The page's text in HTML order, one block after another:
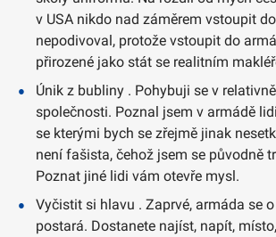
v USA nikdo nad záměrem vstoupit
nepodivoval, protože vstoupit do
přirozené jako stát se realitním
Únik z bubliny . Pohybuji se v
společnosti. Poznal jsem v armádě
se kterými bych se zřejmě jinak
není fašista, čehož jsem se původně
Poznat jiné lidi vám otevře mysl.
Vyčistit si hlavu . Zaprvé, armáda se
postará. Dostanete najíst, napít,